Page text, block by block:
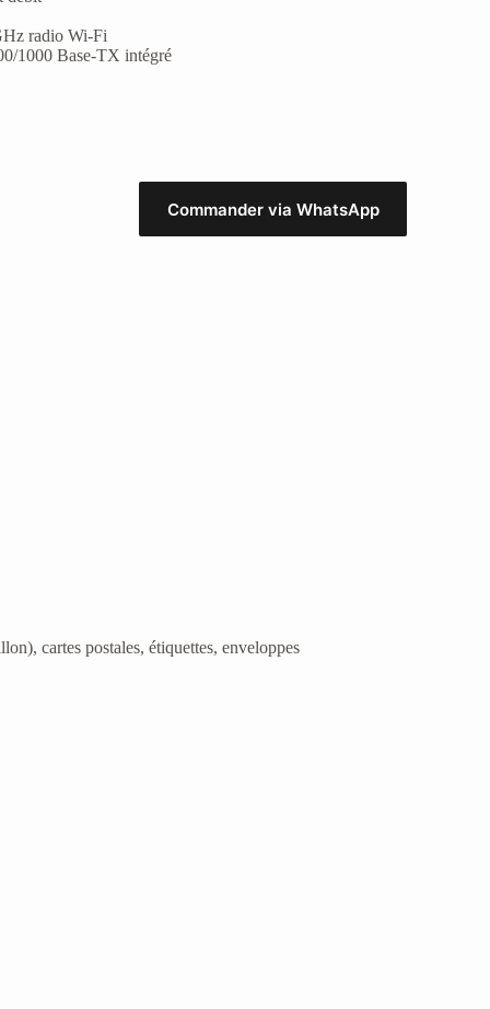
radio Wi-Fi
1000 Base-TX intégré
Commander via WhatsApp
cartes postales, étiquettes, enveloppes